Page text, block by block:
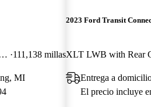
FWD with Rear Cargo Doors 111,138 millas
MI
2023 Ford Transit
XLT LWB with Rear
Entrega a
El precio incluye